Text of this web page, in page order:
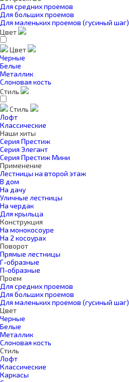
Для средних проемов
Для больших проемов
Для маленьких проемов (гусиный шаг)
Цвет
Цвет
Черные
Белые
Металлик
Слоновая кость
Стиль
Стиль
Лофт
Классические
Наши хиты
Серия Престиж
Серия Элегант
Серия Престиж Мини
Применение
Лестницы на второй этаж
В дом
На дачу
Уличные лестницы
На чердак
Для крыльца
Конструкция
На монокосоуре
На 2 косоурах
Поворот
Прямые лестницы
Г-образные
П-образные
Проем
Для средних проемов
Для больших проемов
Для маленьких проемов (гусиный шаг)
Цвет
Черные
Белые
Металлик
Слоновая кость
Стиль
Лофт
Классические
Каркасы